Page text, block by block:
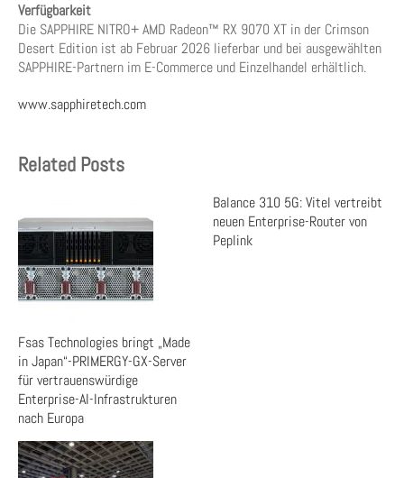
Verfügbarkeit
Die SAPPHIRE NITRO+ AMD Radeon™ RX 9070 XT in der Crimson
Desert Edition ist ab Februar 2026 lieferbar und bei ausgewählten
SAPPHIRE-Partnern im E-Commerce und Einzelhandel erhältlich.
www.sapphiretech.com
Related Posts
Fsas Technologies bringt „Made
in Japan“-PRIMERGY-GX-Server
für vertrauenswürdige
Enterprise-AI-Infrastrukturen
nach Europa
Balance 310 5G: Vitel vertreibt
neuen Enterprise-Router von
Peplink